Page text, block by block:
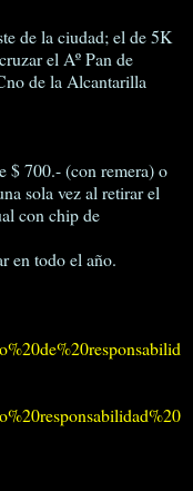
de la ciudad; el de 5K
el Aº Pan de
de la Alcantarilla
$ 700.- (con remera) o
sola vez al retirar el
con chip de
en todo el año.